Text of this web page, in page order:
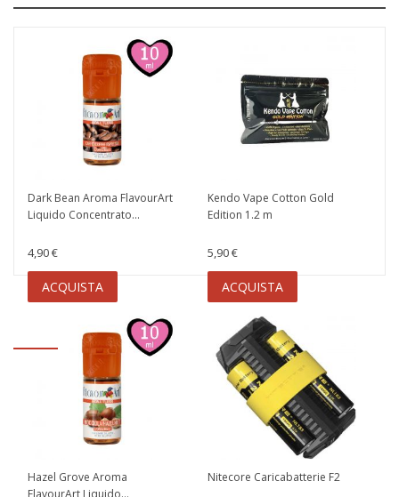
Dark Bean Aroma FlavourArt
Liquido Concentrato...
4,90 €
ACQUISTA
Kendo Vape Cotton Gold
Edition 1.2 m
5,90 €
ACQUISTA
Hazel Grove Aroma
FlavourArt Liquido...
Nitecore Caricabatterie F2